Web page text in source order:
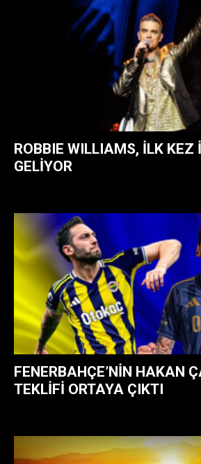
ROBBIE WILLIAMS, ILK KEZ
GELIYOR
FENERBAHÇE’NIN HAKAN
TEKLIFI ORTAYA ÇIKTI